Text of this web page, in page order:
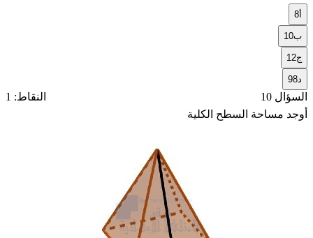
8
ب10
ج12
98
السؤال 10
النقاط: 1
أوجد مساحة السطح الكلية